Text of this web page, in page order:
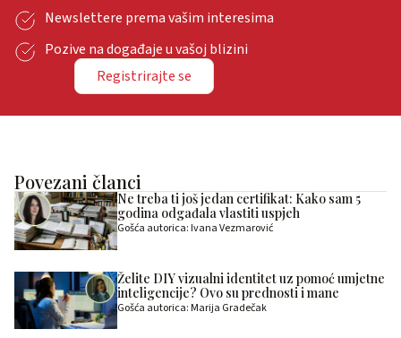
Newslettere prema vašim interesima
Pozive na događaje u vašoj blizini
Registrirajte se
Povezani članci
Ne treba ti još jedan certifikat: Kako sam 5
godina odgađala vlastiti uspjeh
Gošća autorica: Ivana Vezmarović
Želite DIY vizualni identitet uz pomoć umjetne
inteligencije? Ovo su prednosti i mane
Gošća autorica: Marija Gradečak